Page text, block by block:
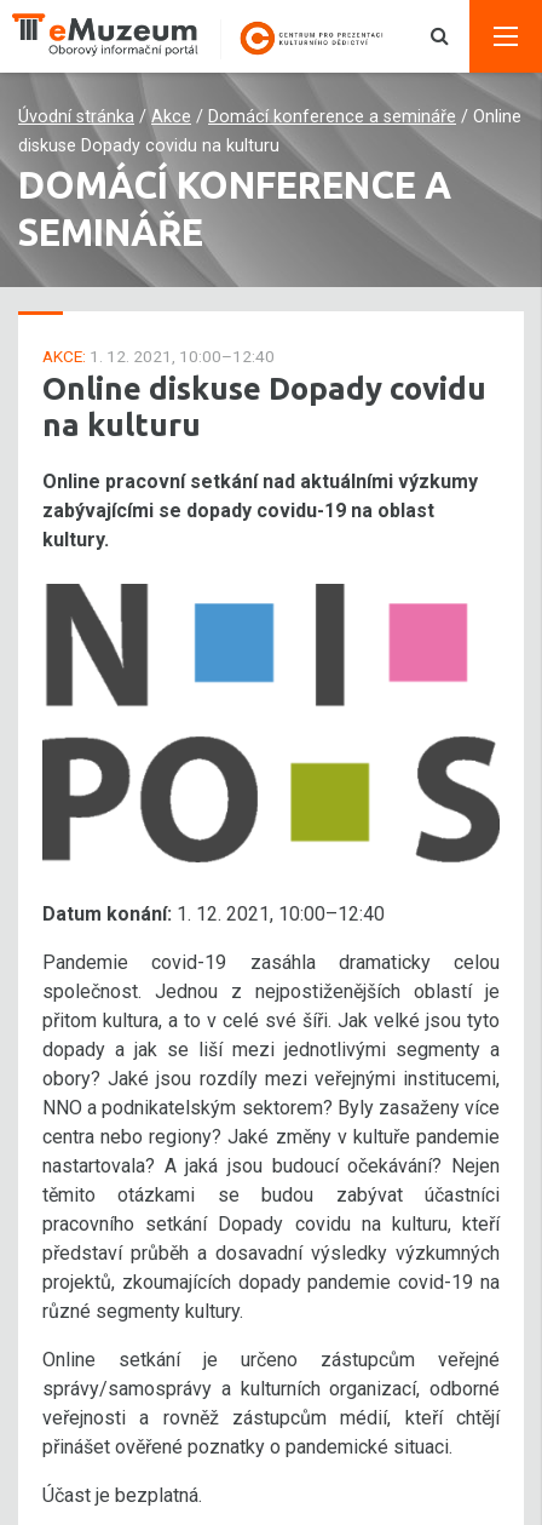
Úvodní stránka / Akce / Domácí konference a semináře / Online
diskuse Dopady covidu na kulturu
DOMÁCÍ KONFERENCE A
SEMINÁŘE
AKCE: 1. 12. 2021, 10:00–12:40
Online diskuse Dopady covidu
na kulturu
Online pracovní setkání nad aktuálními výzkumy
zabývajícími se dopady covidu-19 na oblast
kultury.
Datum konání: 1. 12. 2021, 10:00–12:40
Pandemie covid-19 zasáhla dramaticky celou
společnost. Jednou z nejpostiženějších oblastí je
přitom kultura, a to v celé své šíři. Jak velké jsou tyto
dopady a jak se liší mezi jednotlivými segmenty a
obory? Jaké jsou rozdíly mezi veřejnými institucemi,
NNO a podnikatelským sektorem? Byly zasaženy více
centra nebo regiony? Jaké změny v kultuře pandemie
nastartovala? A jaká jsou budoucí očekávání? Nejen
těmito otázkami se budou zabývat účastníci
pracovního setkání Dopady covidu na kulturu, kteří
představí průběh a dosavadní výsledky výzkumných
projektů, zkoumajících dopady pandemie covid-19 na
různé segmenty kultury.
Online setkání je určeno zástupcům veřejné
správy/samosprávy a kulturních organizací, odborné
veřejnosti a rovněž zástupcům médií, kteří chtějí
přinášet ověřené poznatky o pandemické situaci.
Účast je bezplatná.